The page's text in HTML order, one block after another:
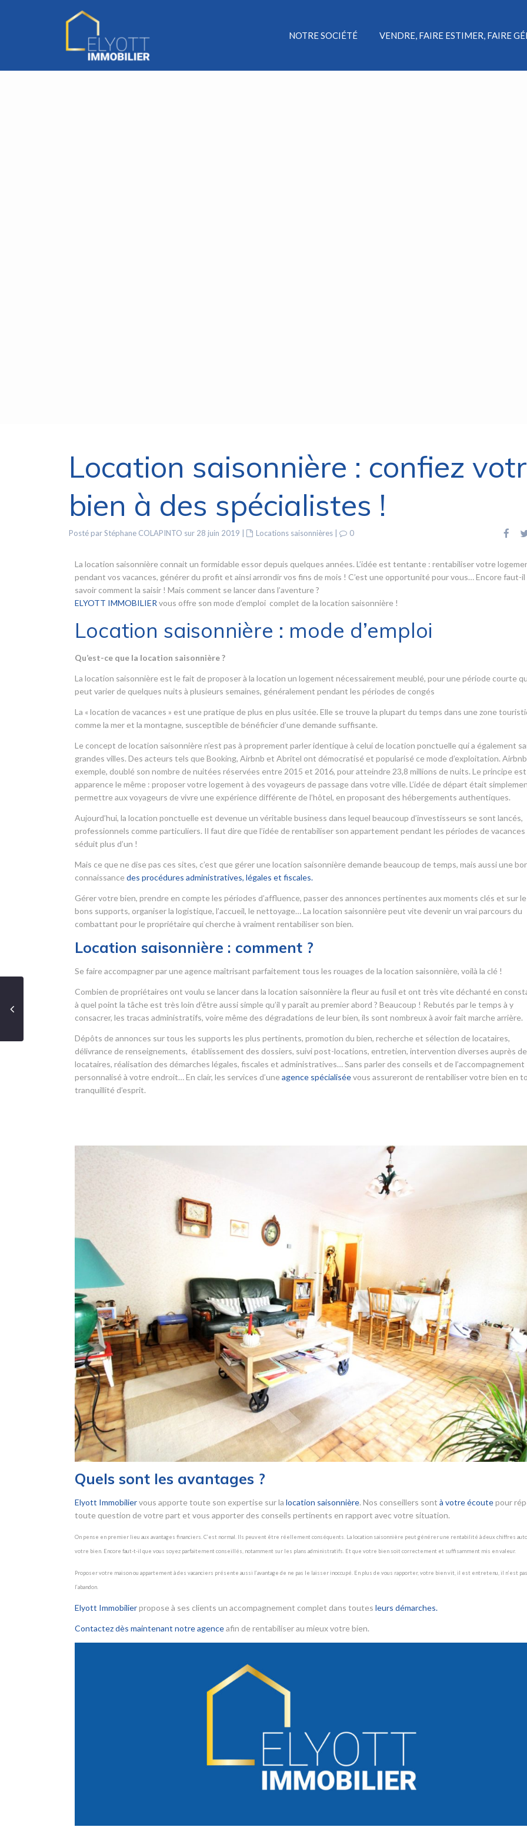
NOTRE SOCIÉTÉ VENDRE, FAIRE ESTIMER, FAIRE
Location saisonnière : confiez
bien à des spécialistes !
Posté par Stéphane COLAPINTO sur 28 juin 2019 Locations saisonnières 0
La location saisonnière connait un formidable essor depuis quelques années. L’idée est tentante : rentabiliser votre
pendant vos vacances, générer du profit et ainsi arrondir vos fins de mois ! C’est une opportunité pour vous… Encore faut-il
savoir comment la saisir ! Mais comment se lancer dans l’aventure ?
ELYOTT IMMOBILIER vous offre son mode d’emploi complet de la location saisonnière !
Location saisonnière : mode d’emploi
Qu’est-ce que la location saisonnière ?
La location saisonnière est le fait de proposer à la location un logement nécessairement meublé, pour une période courte
peut varier de quelques nuits à plusieurs semaines, généralement pendant les périodes de congés
La « location de vacances » est une pratique de plus en plus usitée. Elle se trouve la plupart du temps dans une zone
comme la mer et la montagne, susceptible de bénéficier d’une demande suffisante.
Le concept de location saisonnière n’est pas à proprement parler identique à celui de location ponctuelle qui a également
grandes villes. Des acteurs tels que Booking, Airbnb et Abritel ont démocratisé et popularisé ce mode d’exploitation. Airbnb
exemple, doublé son nombre de nuitées réservées entre 2015 et 2016, pour atteindre 23,8 millions de nuits. Le principe
apparence le même : proposer votre logement à des voyageurs de passage dans votre ville. L’idée de départ était
permettre aux voyageurs de vivre une expérience différente de l’hôtel, en proposant des hébergements authentiques.
Aujourd’hui, la location ponctuelle est devenue un véritable business dans lequel beaucoup d’investisseurs se sont lancés,
professionnels comme particuliers. Il faut dire que l’idée de rentabiliser son appartement pendant les périodes de vacances
séduit plus d’un !
Mais ce que ne dise pas ces sites, c’est que gérer une location saisonnière demande beaucoup de temps, mais aussi une
connaissance des procédures administratives, légales et fiscales.
Gérer votre bien, prendre en compte les périodes d’affluence, passer des annonces pertinentes aux moments clés et sur
bons supports, organiser la logistique, l’accueil, le nettoyage… La location saisonnière peut vite devenir un vrai parcours du
combattant pour le propriétaire qui cherche à vraiment rentabiliser son bien.
Location saisonnière : comment ?
Se faire accompagner par une agence maîtrisant parfaitement tous les rouages de la location saisonnière, voilà la clé !
Combien de propriétaires ont voulu se lancer dans la location saisonnière la fleur au fusil et ont très vite déchanté en
à quel point la tâche est très loin d’être aussi simple qu’il y paraît au premier abord ? Beaucoup ! Rebutés par le temps à y
consacrer, les tracas administratifs, voire même des dégradations de leur bien, ils sont nombreux à avoir fait marche arrière.
Dépôts de annonces sur tous les supports les plus pertinents, promotion du bien, recherche et sélection de locataires,
délivrance de renseignements, établissement des dossiers, suivi post-locations, entretien, intervention diverses auprès
locataires, réalisation des démarches légales, fiscales et administratives… Sans parler des conseils et de l’accompagnement
personnalisé à votre endroit… En clair, les services d’une agence spécialiséevous assureront de rentabiliser votre bien en
tranquillité d’esprit.
Quels sont les avantages ?
Elyott Immobiliervous apporte toute son expertise sur la location saisonnière. Nos conseillers sont à votre écoutepour
toute question de votre part et vous apporter des conseils pertinents en rapport avec votre situation.
On pense en premier lieu aux avantages financiers. C’est normal. Ils peuvent être réellement conséquents. La location saisonnière peut générer une rentabilité à deux chiffres
votre bien. Encore faut-t-il que vous soyez parfaitement conseillés, notamment sur les plans administratifs. Et que votre bien soit correctement et suffisamment mis en valeur.
Proposer votre maison ou appartement à des vacanciers présente aussi l’avantage de ne pas le laisser inoccupé. En plus de vous rapporter, votre bien vit, il est entretenu, il n’est
l’abandon.
Elyott Immobilierpropose à ses clients un accompagnement complet dans toutes leurs démarches.
Contactez dès maintenant notre agenceafin de rentabiliser au mieux votre bien.